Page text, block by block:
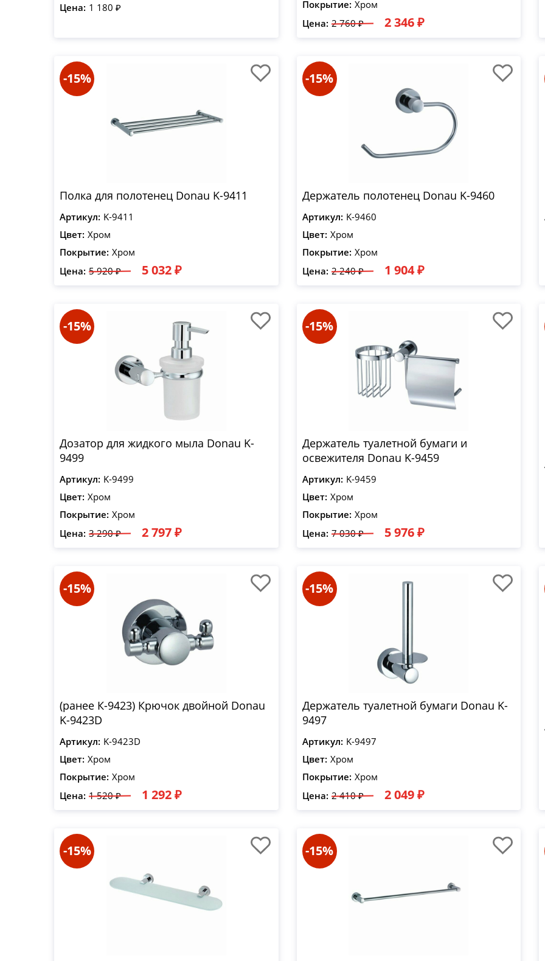
Цена: 1 180 ₽
Покрытие: Хром
Цена: 2 760 ₽ 2 346 ₽
-15%
Полка для полотенец Donau K-9411
Артикул: K-9411
Цвет: Хром
Покрытие: Хром
Цена: 5 920 ₽ 5 032 ₽
-15%
Держатель полотенец Donau K-9460
Артикул: K-9460
Цвет: Хром
Покрытие: Хром
Цена: 2 240 ₽ 1 904 ₽
-15%
Дозатор для жидкого мыла Donau K-
9499
Артикул: K-9499
Цвет: Хром
Покрытие: Хром
Цена: 3 290 ₽ 2 797 ₽
-15%
Держатель туалетной бумаги и
освежителя Donau K-9459
Артикул: K-9459
Цвет: Хром
Покрытие: Хром
Цена: 7 030 ₽ 5 976 ₽
-15%
(ранее К-9423) Крючок двойной Donau
K-9423D
Артикул: K-9423D
Цвет: Хром
Покрытие: Хром
Цена: 1 520 ₽ 1 292 ₽
-15%
Держатель туалетной бумаги Donau K-
9497
Артикул: K-9497
Цвет: Хром
Покрытие: Хром
Цена: 2 410 ₽ 2 049 ₽
-15% -15%